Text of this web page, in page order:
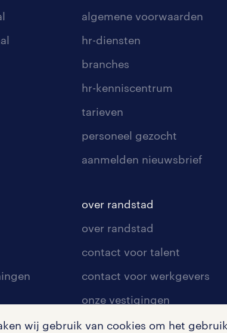
wij gebruik van cookies om het
algemene voorwaarden
hr-diensten
branches
hr-kenniscentrum
tarieven
personeel gezocht
aanmelden nieuwsbrief
over randstad
over randstad
contact voor talent
contact voor werkgevers
onze vestigingen
pers